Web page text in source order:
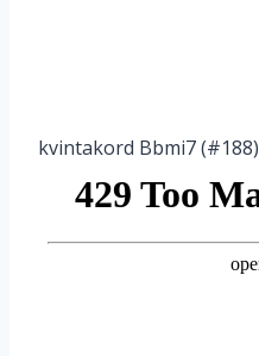
kvintakord Bbmi7 (#188)